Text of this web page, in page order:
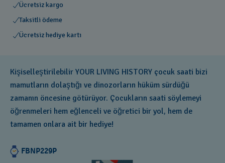
Ücretsiz kargo
Taksitli ödeme
Ücretsiz hediye kartı
Kişiselleştirilebilir YOUR LIVING HISTORY çocuk saati bizi
mamutların dolaştığı ve dinozorların hüküm sürdüğü
zamanın öncesine götürüyor. Çocukların saati söylemeyi
öğrenmeleri hem eğlenceli ve öğretici bir yol, hem de
tamamen onlara ait bir hediye!
FBNP229P